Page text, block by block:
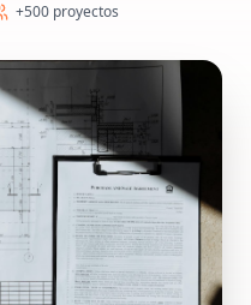
+500 proyectos